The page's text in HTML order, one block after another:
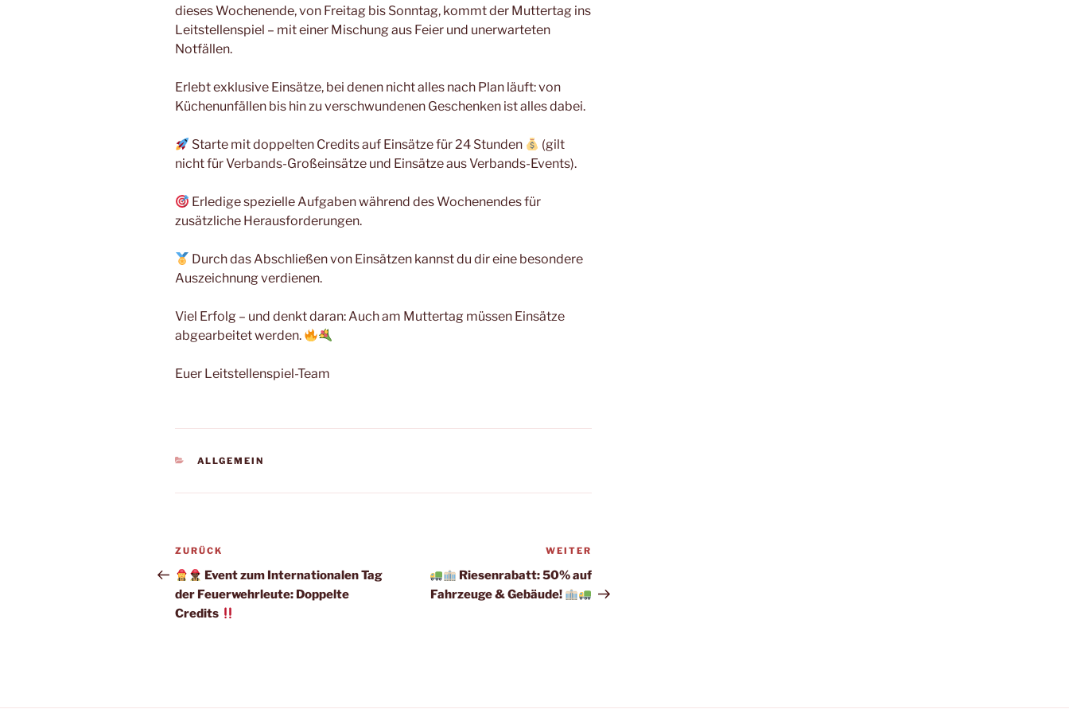
dieses Wochenende, von Freitag bis Sonntag, kommt der Muttertag ins
Leitstellenspiel – mit einer Mischung aus Feier und unerwarteten
Notfällen.
Erlebt exklusive Einsätze, bei denen nicht alles nach Plan läuft: von
Küchenunfällen bis hin zu verschwundenen Geschenken ist alles dabei.
Starte mit doppelten Credits auf Einsätze für 24 Stunden
(gilt
nicht für Verbands-Großeinsätze und Einsätze aus Verbands-Events).
Erledige spezielle Aufgaben während des Wochenendes für
zusätzliche Herausforderungen.
Durch das Abschließen von Einsätzen kannst du dir eine besondere
Auszeichnung verdienen.
Viel Erfolg – und denkt daran: Auch am Muttertag müssen Einsätze
abgearbeitet werden.
Euer Leitstellenspiel-Team
KATEGORIEN
ALLGEMEIN
Beitragsnavigation
Vorheriger
Beitrag
ZURÜCK
Event zum Internationalen Tag
der Feuerwehrleute: Doppelte
Credits
Beitrag
WEITER
Riesenrabatt: 50% auf
Fahrzeuge & Gebäude!